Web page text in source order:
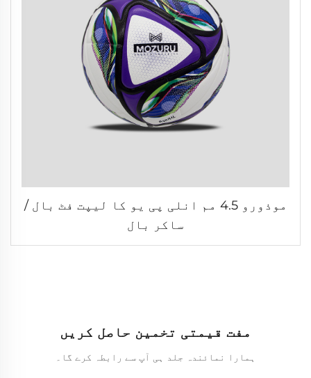
موذورو 4.5 مم انلی پی یو کا لیپت فٹ بال /
ساکر بال
مفت قیمتی تخمین حاصل کریں
ہمارا نمائندہ جلد ہی آپ سے رابطہ کرے گا۔